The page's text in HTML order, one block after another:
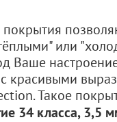
или
Ваше
красивыми
Такое
34 класса, 3,5